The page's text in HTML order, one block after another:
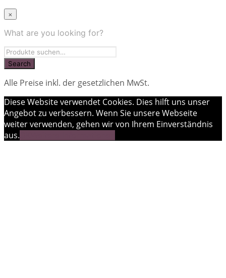
×
What are you looking for?
Alle Preise inkl. der gesetzlichen MwSt.
Diese Website verwendet Cookies. Dies hilft uns unser
Angebot zu verbessern. Wenn Sie unsere Webseite
weiter verwenden, gehen wir von Ihrem Einverständnis
aus.